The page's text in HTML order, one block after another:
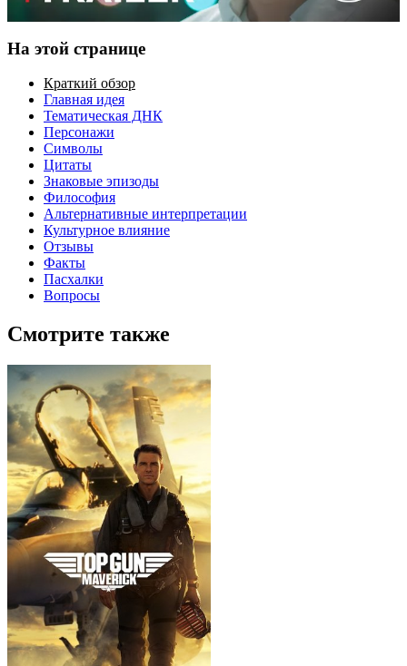
На этой странице
Краткий обзор
Главная идея
Тематическая ДНК
Персонажи
Символы
Цитаты
Знаковые эпизоды
Философия
Альтернативные интерпретации
Культурное влияние
Отзывы
Факты
Пасхалки
Вопросы
Смотрите также